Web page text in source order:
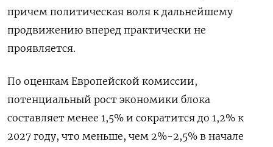
причем политическая воля к дальнейшему
продвижению вперед практически не
проявляется.
По оценкам Европейской комиссии,
потенциальный рост экономики блока
составляет менее 1,5% и сократится до 1,2% к
2027 году, что меньше, чем 2%-2,5% в начале